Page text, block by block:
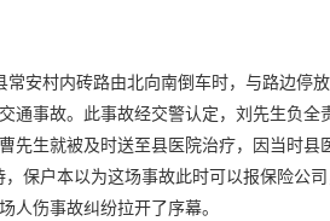
村内砖路由北向南倒车时，与路边停
事故。此事故经交警认定，刘先生负全
生就被及时送至县医院治疗，因当时县
保户本以为这场事故此时可以报保险公
伤事故纠纷拉开了序幕。